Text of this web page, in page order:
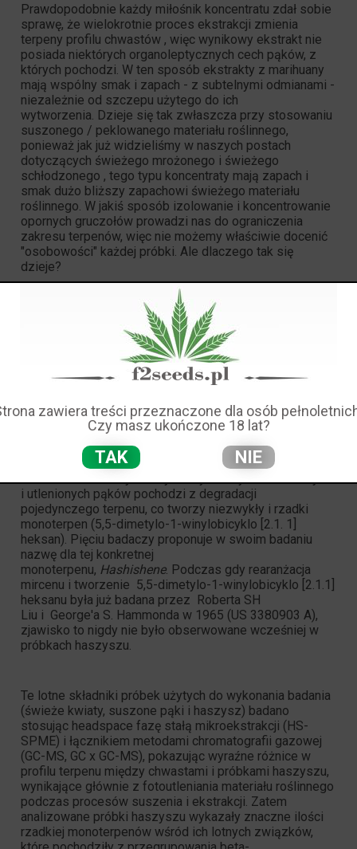
Prawdopodobnie każdy miłośnik koncentratu zdał sobie
sprawę, że wielokrotnie proces ekstrakcji zmienia
terpeny profilu chwastów , więc wynikowy ekstrakt nie
posiada niektórych organoleptycznych cech pąków, z
których pochodzi. W ten sposób ekstrakty z marihuany
mają wspólny smak i zapach - z subtelnymi odmianami -
niezależnie od szczepu użytego do ich
wytworzenia. Dzieje się tak zwłaszcza przy stosowaniu
suszonego / peklowanego materiału roślinnego,
ponieważ jak już widzieliśmy w naszych postach
dotyczących świeżego mrożonego i świeżego
schłodzonego , tego typu koncentraty mają zapach i
smak dużo bliższy zapachowi świeżego materiału
roślinnego. W jakiś sposób izolowanie i koncentrowanie
opornych gruczołów prowadzi nas do ograniczenia
zakresu terpenów, więc nie możemy właściwie docenić
"osobowości" każdej próbki. Ale dlaczego tak się
dzieje?
Badania nad lotnymi związkami konopi indyjskich
Badanie przeprowadzone przezJeana-Jaquesa Filippi,
Marie Marchini, Céline Charvoz, Laurence Dujourdy i
Wielowymiarowa analiza
składników lotnych konopi: identyfikacja 5,5-dimetylo-1-
winylobicyklo [2.1.1] heksanu jako lotnego markera
haszyszu, żywicy Cannabis sativa L. "pod koniec 2014 r.
wydaje się, że znalazł odpowiedź na to pytanie. Według
tych badaczy, typowy "haszyszowy" zapach
wielu ekstraktów żywicznych wykonanych z suszonych
i utlenionych pąków pochodzi z degradacji
pojedynczego terpenu, co tworzy niezwykły i rzadki
monoterpen (5,5-dimetylo-1-winylobicyklo [2.1. 1]
heksan). Pięciu badaczy proponuje w swoim badaniu
nazwę dla tej konkretnej
monoterpenu, Hashishene. Podczas gdy rearanżacja
mircenu i tworzenie 5,5-dimetylo-1-winylobicyklo [2.1.1]
heksanu była już badana przez Roberta SH
Liu i George'a S. Hammonda w 1965 (US 3380903 A),
zjawisko to nigdy nie było obserwowane wcześniej w
próbkach haszyszu.
Te lotne składniki próbek użytych do wykonania badania
(świeże kwiaty, suszone pąki i haszysz) badano
stosując headspace fazę stałą mikroekstrakcji (HS-
SPME) i łącznikiem metodami chromatografii gazowej
(GC-MS, GC x GC-MS), pokazując wyraźne różnice w
profilu terpenu między chwastami i próbkami haszyszu,
wynikające głównie z fotoutleniania materiału roślinnego
podczas procesów suszenia i ekstrakcji. Zatem
analizowane próbki haszyszu wykazały znaczne ilości
rzadkiej monoterpenów wśród ich lotnych związków,
zawiera treści przeznaczone dla osób
Czy masz ukończone 18 lat?
TAK NIE